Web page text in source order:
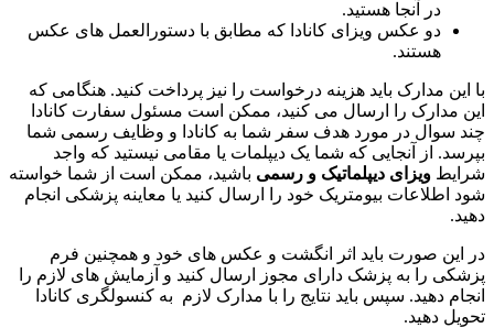
در آنجا هستید.
دو عکس ویزای کانادا که مطابق با دستورالعمل های عکس
هستند.
با این مدارک باید هزینه درخواست را نیز پرداخت کنید. هنگامی که
این مدارک را ارسال می کنید، ممکن است مسئول سفارت کانادا
چند سوال در مورد هدف سفر شما به کانادا و وظایف رسمی شما
بپرسد. از آنجایی که شما یک دیپلمات یا مقامی نیستید که واجد
شرایط ویزای دیپلماتیک و رسمی باشید، ممکن است از شما خواسته
شود اطلاعات بیومتریک خود را ارسال کنید یا معاینه پزشکی انجام
دهید.
در این صورت باید اثر انگشت و عکس های خود و همچنین فرم
پزشکی را به پزشک دارای مجوز ارسال کنید و آزمایش های لازم را
انجام دهید. سپس باید نتایج را با مدارک لازم به کنسولگری کانادا
تحویل دهید.